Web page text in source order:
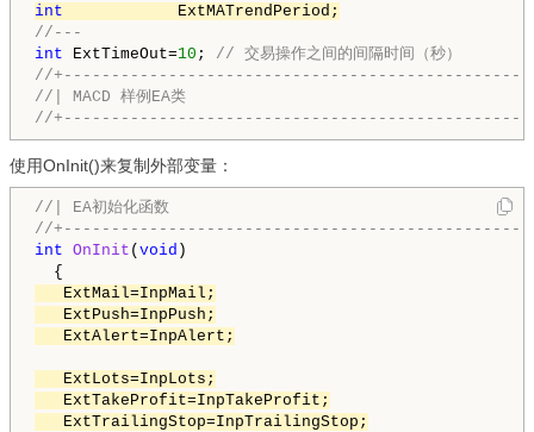
int ExtMATrendPeriod;
//---
int ExtTimeOut=10 ; // 交易操作之间的间隔时间（秒）
//
//| MACD 样例EA类
//
使用OnInit()来复制外部变量：
//| EA初始化
//
int OnInit ( void )
ExtMail=InpMail;
ExtPush=InpPush;
ExtAlert=InpAlert;
ExtLots=InpLots;
ExtTakeProfit=InpTakeProfit;
ExtTrailingStop=InpTrailingStop;